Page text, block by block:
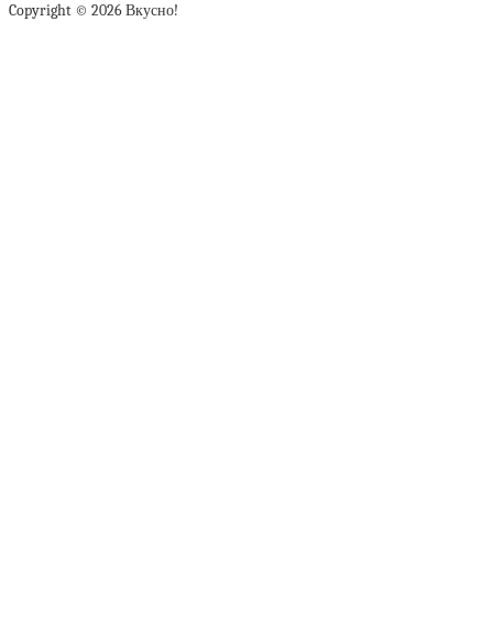
Copyright © 2026 Вкусно!